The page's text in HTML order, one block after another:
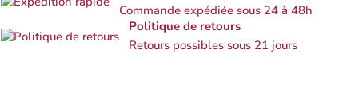
Commande expédiée sous 24 à 48h
Politique de retours
Retours possibles sous 21 jours